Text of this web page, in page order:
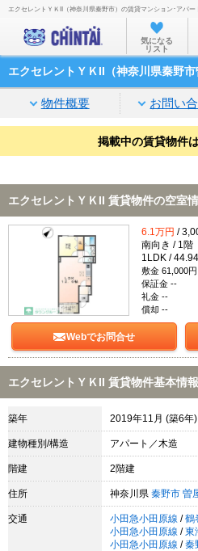
お部屋を
沿
家賃
通勤
不動
TOP
エクセレントＹＫII（神奈川県秦野市）の賃貸マンション･アパー
気になる
リスト
エクセレントＹＫII（神奈川県秦野
物件概要 お問い
掲載中の賃貸物件
エクセレントＹＫII 賃貸物件の空室
6.1万円 /
南向き / 1階
1LDK /
敷金 61,000円
保証金 --
礼金 --
償却 --
Webでお問合せ
エクセレントＹＫII 賃貸物件基本情報
築年 2019年11月 (築6年)
建物種別/構造 アパート／木造
階建 2階建
住所 神奈川県 秦野市 曽
交通 小田急小田原線 / 鶴
小田急小田原線 / 東
小田急小田原線 / 秦